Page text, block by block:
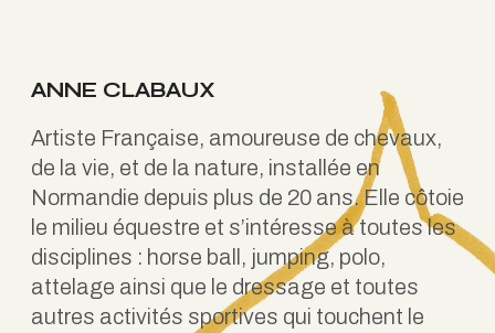
ANNE CLABAUX
Artiste Française, amoureuse de chevaux,
de la vie, et de la nature, installée en
Normandie depuis plus de 20 ans. Elle côtoie
le milieu équestre et s’intéresse à toutes les
disciplines : horse ball, jumping, polo,
attelage ainsi que le dressage et toutes
autres activités sportives qui touchent le